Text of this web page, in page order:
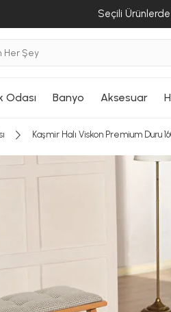
Seçili
Odası Banyo Aksesuar
Kaşmir Halı Viskon Premium Duru